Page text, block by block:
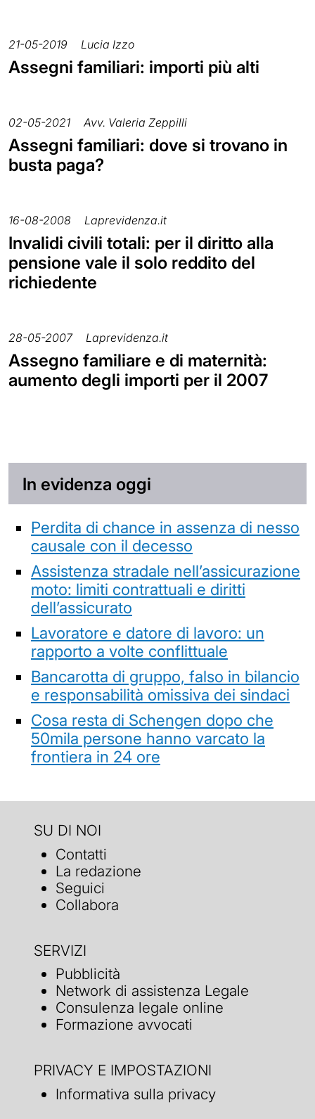
21-05-2019 Lucia Izzo
Assegni familiari: importi più alti
02-05-2021 Avv. Valeria Zeppilli
Assegni familiari: dove si trovano in
busta paga?
16-08-2008 Laprevidenza.it
Invalidi civili totali: per il diritto alla
pensione vale il solo reddito del
richiedente
28-05-2007 Laprevidenza.it
Assegno familiare e di maternità:
aumento degli importi per il 2007
In evidenza oggi
Perdita di chance in assenza di nesso
causale con il decesso
Assistenza stradale nell’assicurazione
moto: limiti contrattuali e diritti
dell’assicurato
Lavoratore e datore di lavoro: un
rapporto a volte conflittuale
Bancarotta di gruppo, falso in bilancio
e responsabilità omissiva dei sindaci
Cosa resta di Schengen dopo che
50mila persone hanno varcato la
frontiera in 24 ore
SU DI NOI
Contatti
La redazione
Seguici
Collabora
SERVIZI
Pubblicità
Network di assistenza Legale
Consulenza legale online
Formazione avvocati
PRIVACY E IMPOSTAZIONI
Informativa sulla privacy